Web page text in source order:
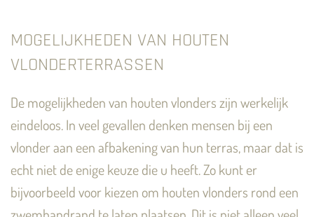
MOGELIJKHEDEN VAN HOUTEN
VLONDERTERRASSEN
De mogelijkheden van houten vlonders zijn werkelijk
eindeloos. In veel gevallen denken mensen bij een
vlonder aan een afbakening van hun terras, maar dat is
echt niet de enige keuze die u heeft. Zo kunt er
bijvoorbeeld voor kiezen om houten vlonders rond een